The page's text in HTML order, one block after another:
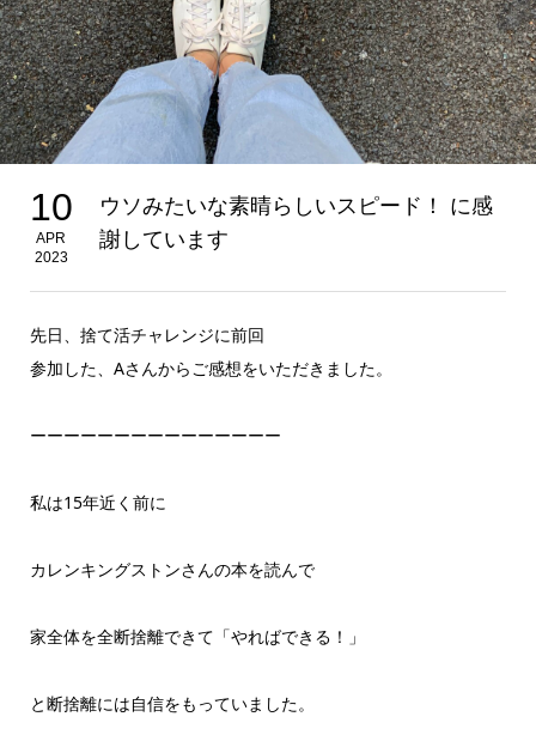
10
APR
2023
ウソみたいな素晴らしいスピード！ に感
謝しています
先日、捨て活チャレンジに前回
参加した、Aさんからご感想をいただきました。
ーーーーーーーーーーーーーーー
私は15年近く前に
カレンキングストンさんの本を読んで
家全体を全断捨離できて「やればできる！」
と断捨離には自信をもっていました。